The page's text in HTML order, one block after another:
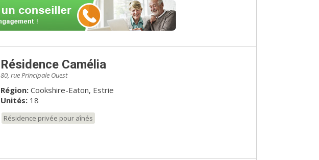
Résidence Camélia
80, rue Principale Ouest
Région: Cookshire-Eaton, Estrie
Unités:18
Résidence privée pour aînés